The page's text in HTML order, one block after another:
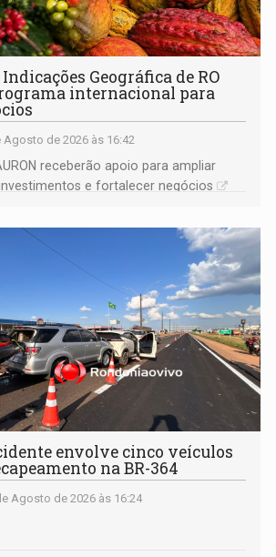
Geográfica de RO
internacional para
Agosto de 2026 às 16:42
receberão apoio para ampliar
e fortalecer negócios
envolve cinco veículos
na BR-364
Agosto de 2026 às 16:24